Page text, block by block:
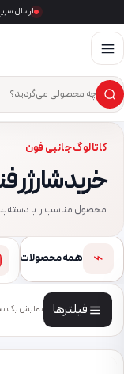
ارسال سریع،
جست‌وجوی محصول
×
کاتالوگ جانبی فون
خرید شارژر
محصول مناسب را با
⌁ همه محصولات
فیلترها نمایش یک